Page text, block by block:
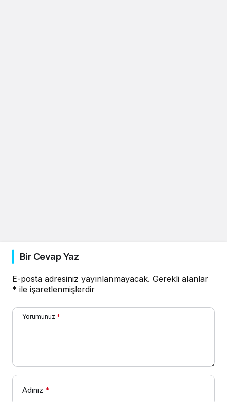
Bir Cevap Yaz
E-posta adresiniz yayınlanmayacak. Gerekli alanlar
* ile işaretlenmişlerdir
Yorumunuz *
Adınız *